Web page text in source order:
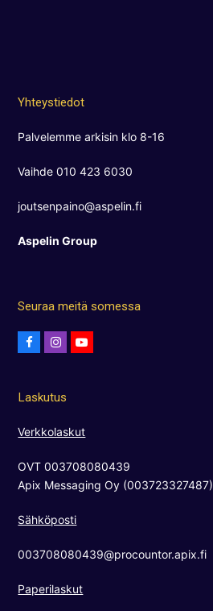
Yhteystiedot
Palvelemme arkisin klo 8-16
Vaihde 010 423 6030
joutsenpaino@aspelin.fi
Aspelin Group
Seuraa meitä somessa
F
b
o
k
I
a
r
a
m
e
Laskutus
Verkkolaskut
OVT 003708080439
Apix Messaging Oy (003723327487)
Sähköposti
003708080439@procountor.apix.fi
Paperilaskut